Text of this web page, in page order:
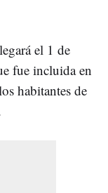
el 1 de
fue incluida en
habitantes de